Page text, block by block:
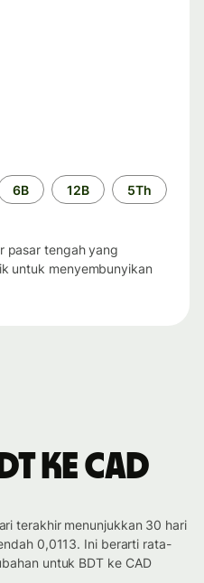
6B 12B 5Th
pasar tengah yang
untuk menyembunyikan
ke CAD
terakhir menunjukkan 30 hari
0,0113. Ini berarti rata-
untuk BDT ke CAD